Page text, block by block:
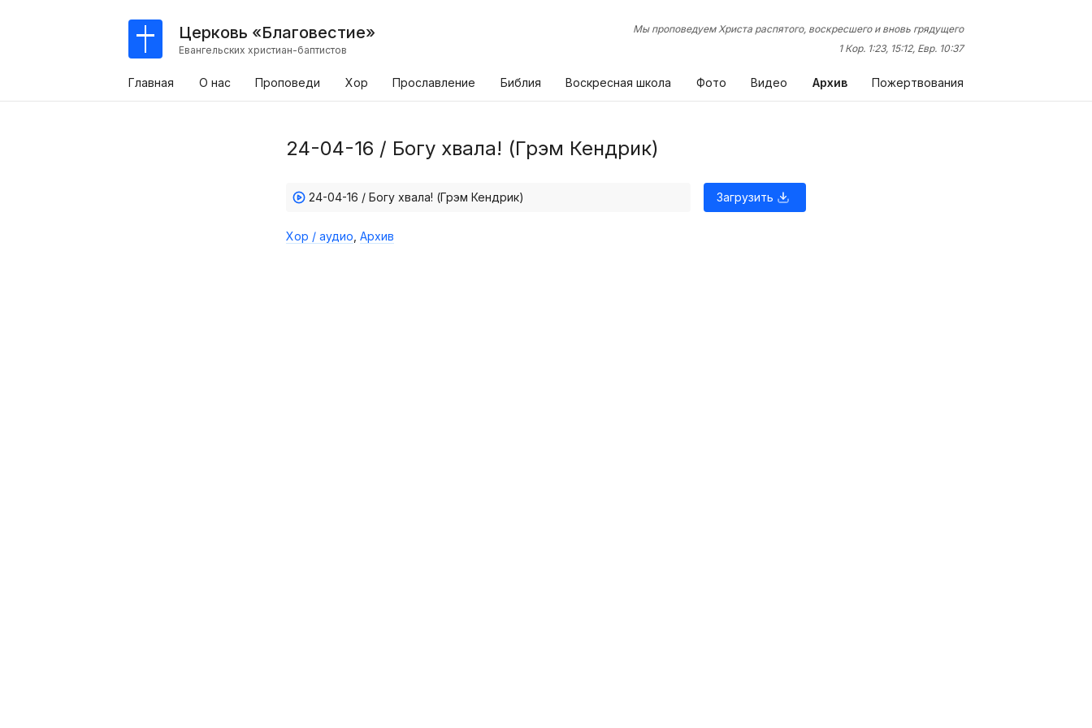
Церковь «Благовестие»
Евангельских христиан-баптистов
Мы проповедуем Христа распятого, воскресшего и вновь грядущего
1 Кор. 1:23, 15:12, Евр. 10:37
Главная О нас Проповеди Хор Прославление Библия Воскресная школа Фото Видео Архив Пожертвования
24-04-16 / Богу хвала! (Грэм Кендрик)
Загрузить
24-04-16 / Богу хвала! (Грэм Кендрик)
Хор / аудио Архив